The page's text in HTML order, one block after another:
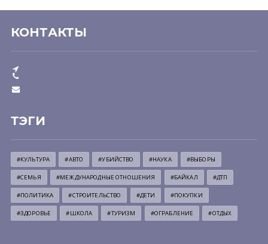
КОНТАКТЫ
ТЭГИ
#КУЛЬТУРА #АВТО #УБИЙСТВО #НАУКА #ВЫБОРЫ
#СЕМЬЯ #МЕЖДУНАРОДНЫЕ ОТНОШЕНИЯ #БАЙКАЛ #ДТП
#ПОЛИТИКА #СТРОИТЕЛЬСТВО #ДЕТИ #ПОКУПКИ
#ЗДОРОВЬЕ #ШКОЛА #ТУРИЗМ #ОГРАБЛЕНИЕ #ОТДЫХ